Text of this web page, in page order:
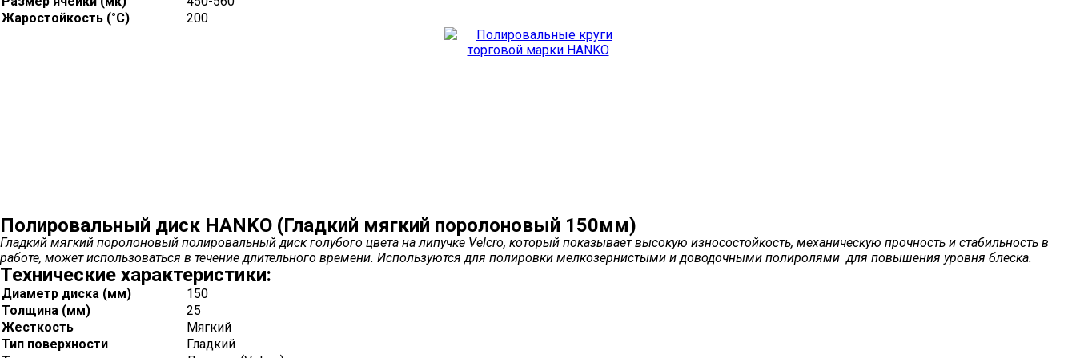
Жаростойкость (°С)
200
Полировальный диск HANKO (Гладкий мягкий поролоновый 150мм)
Гладкий мягкий поролоновый полировальный диск голубого цвета на липучке Velcro, который показывает высокую износостойкость, механическую прочность и стабильность в
работе, может использоваться в течение длительного времени. Используются для полировки мелкозернистыми и доводочными полиролями для повышения уровня блеска.
Технические характеристики:
Диаметр диска (мм)
150
Толщина (мм)
25
Жесткость
Мягкий
Тип поверхности
Гладкий